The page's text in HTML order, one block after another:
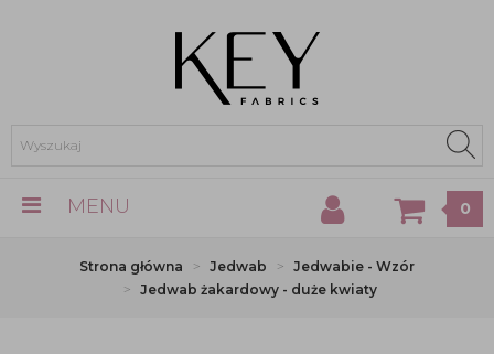
MENU 0
Strona główna Jedwab
Jedwabie - Wzór
Jedwab żakardowy - duże kwiaty